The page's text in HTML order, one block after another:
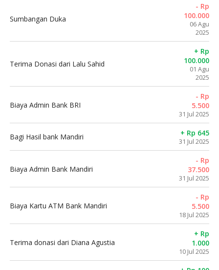
Sumbangan Duka
- Rp
100.000
06 Agu
2025
Terima Donasi dari Lalu Sahid
+ Rp
100.000
01 Agu
2025
Biaya Admin Bank BRI
- Rp
5.500
31 Jul 2025
Bagi Hasil bank Mandiri + Rp 645
31 Jul 2025
Biaya Admin Bank Mandiri
- Rp
37.500
31 Jul 2025
Biaya Kartu ATM Bank Mandiri
- Rp
5.500
18 Jul 2025
Terima donasi dari Diana Agustia
+ Rp
1.000
10 Jul 2025